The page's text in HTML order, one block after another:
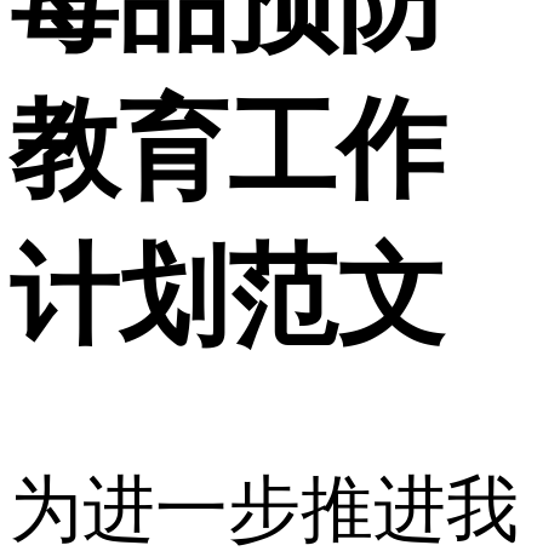
教育工作
计划范文
为进一步推进我